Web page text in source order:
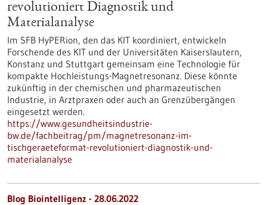
revolutioniert Diagnostik und
Materialanalyse
Im SFB HyPERion, den das KIT koordiniert, entwickeln
Forschende des KIT und der Universitäten Kaiserslautern,
Konstanz und Stuttgart gemeinsam eine Technologie für
kompakte Hochleistungs-Magnetresonanz. Diese könnte
zukünftig in der chemischen und pharmazeutischen
Industrie, in Arztpraxen oder auch an Grenzübergängen
eingesetzt werden.
https://www.gesundheitsindustrie-
bw.de/fachbeitrag/pm/magnetresonanz-im-
tischgeraeteformat-revolutioniert-diagnostik-und-
materialanalyse
Blog Biointelligenz - 28.06.2022